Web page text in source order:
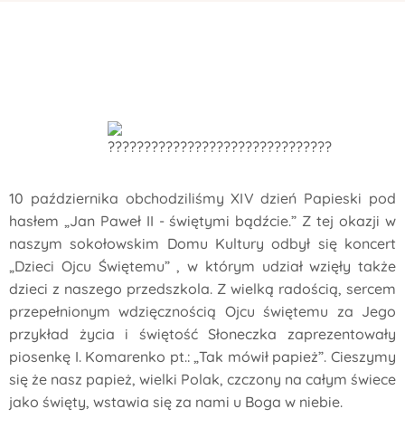
10 października obchodziliśmy XIV dzień Papieski pod
hasłem „Jan Paweł II - świętymi bądźcie.” Z tej okazji w
naszym sokołowskim Domu Kultury odbył się koncert
„Dzieci Ojcu Świętemu” , w którym udział wzięły także
dzieci z naszego przedszkola. Z wielką radością, sercem
przepełnionym wdzięcznością Ojcu świętemu za Jego
przykład życia i świętość Słoneczka zaprezentowały
piosenkę I. Komarenko pt.: „Tak mówił papież”. Cieszymy
się że nasz papież, wielki Polak, czczony na całym świece
jako święty, wstawia się za nami u Boga w niebie.